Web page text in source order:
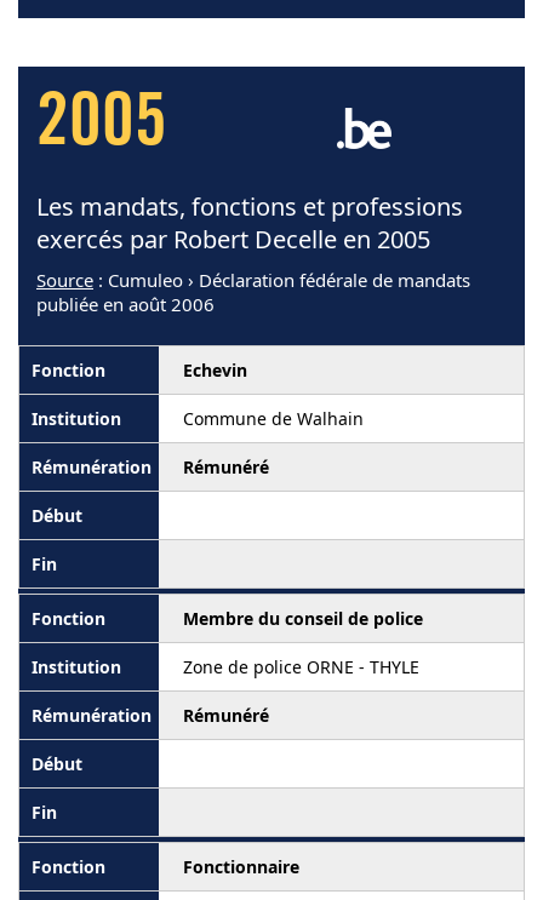
2005
Les mandats, fonctions et professions
exercés par Robert Decelle en 2005
Source : Cumuleo › Déclaration fédérale de mandats
publiée en août 2006
Echevin
Commune de Walhain
Rémunéré
Membre du conseil de police
Zone de police ORNE - THYLE
Rémunéré
Fonctionnaire